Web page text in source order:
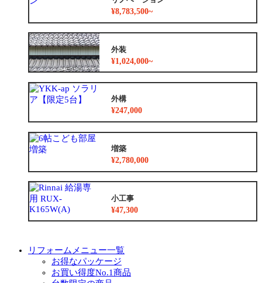
¥8,783,500~
外装
¥1,024,000~
外構
¥247,000
増築
¥2,780,000
小工事
¥47,300
リフォームメニュー一覧
お得なパッケージ
お買い得度No.1商品